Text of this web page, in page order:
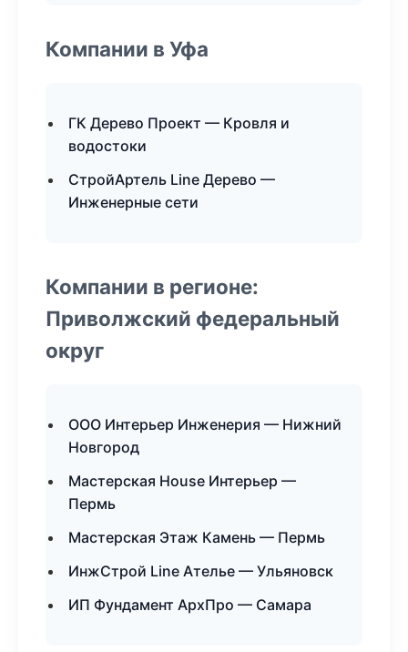
Компании в Уфа
ГК Дерево Проект — Кровля и
водостоки
СтройАртель Line Дерево —
Инженерные сети
Компании в регионе:
Приволжский федеральный
округ
ООО Интерьер Инженерия — Нижний
Новгород
Мастерская House Интерьер —
Пермь
Мастерская Этаж Камень — Пермь
ИнжСтрой Line Ателье — Ульяновск
ИП Фундамент АрхПро — Самара